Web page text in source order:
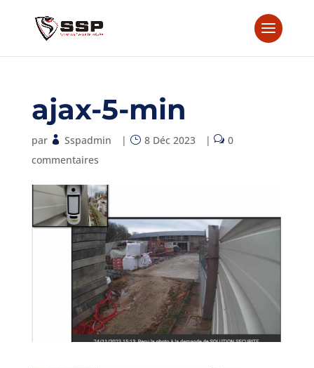
ajax-5-min
par Sspadmin | 8 Déc 2023 |
0
commentaires